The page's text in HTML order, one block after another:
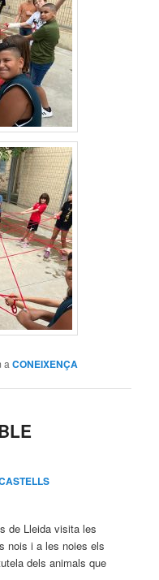
a CONEIXENÇA
de Lleida visita les
nois i a les noies els
dels animals que